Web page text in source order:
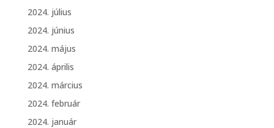
2024. július
2024. június
2024. május
2024. április
2024. március
2024. február
2024. január